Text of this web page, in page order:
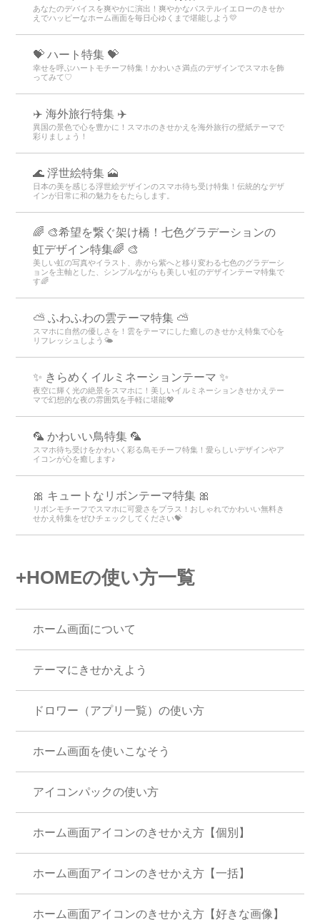
あなたのデバイスを爽やかに演出！爽やかなパステルイエローのきせか
えでハッピーなホーム画面を毎日心ゆくまで堪能しよう💛
💝 ハート特集 💝
幸せを呼ぶハートモチーフ特集！かわいさ満点のデザインでスマホを飾
ってみて♡
✈️ 海外旅行特集 ✈️
異国の景色で心を豊かに！スマホのきせかえを海外旅行の壁紙テーマで
彩りましょう！
🌊 浮世絵特集 🗻
日本の美を感じる浮世絵デザインのスマホ待ち受け特集！伝統的なデザ
インが日常に和の魅力をもたらします。
🌈 🎨希望を繋ぐ架け橋！七色グラデーションの
虹デザイン特集🌈 🎨
美しい虹の写真やイラスト、赤から紫へと移り変わる七色のグラデーシ
ョンを主軸とした、シンプルながらも美しい虹のデザインテーマ特集で
す🌈
⛅ ふわふわの雲テーマ特集 ⛅
スマホに自然の優しさを！雲をテーマにした癒しのきせかえ特集で心を
リフレッシュしよう🌤️
✨️ きらめくイルミネーションテーマ ✨️
夜空に輝く光の絶景をスマホに！美しいイルミネーションきせかえテー
マで幻想的な夜の雰囲気を手軽に堪能💖
🦜 かわいい鳥特集 🦜
スマホ待ち受けをかわいく彩る鳥モチーフ特集！愛らしいデザインやア
イコンが心を癒します♪
🎀 キュートなリボンテーマ特集 🎀
リボンモチーフでスマホに可愛さをプラス！おしゃれでかわいい無料き
せかえ特集をぜひチェックしてください💝
+HOMEの使い方一覧
ホーム画面について
テーマにきせかえよう
ドロワー（アプリ一覧）の使い方
ホーム画面を使いこなそう
アイコンパックの使い方
ホーム画面アイコンのきせかえ方【個別】
ホーム画面アイコンのきせかえ方【一括】
ホーム画面アイコンのきせかえ方【好きな画像】